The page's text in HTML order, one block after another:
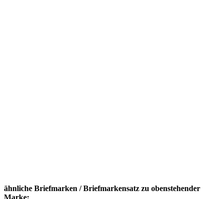
ähnliche Briefmarken / Briefmarkensatz zu obenstehender
Marke: